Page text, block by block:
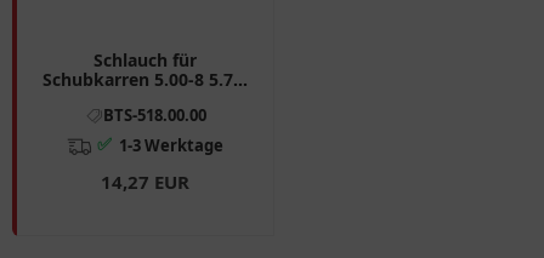
Schlauch für
Schubkarren 5.00-8 5.70-
BTS-518.00.00
✅ 1-3 Werktage
14,27 EUR